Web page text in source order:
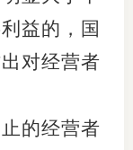
益的，国
对经营者
的经营者